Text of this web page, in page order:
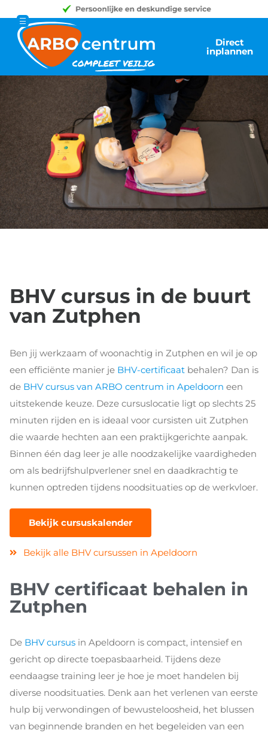
Direct
inplannen
BHV cursus in de buurt
van Zutphen
Ben jij werkzaam of woonachtig in Zutphen en wil je op
een efficiënte manier je BHV-certificaat behalen? Dan is
de BHV cursus van ARBO centrum in Apeldoorn een
uitstekende keuze. Deze cursuslocatie ligt op slechts 25
minuten rijden en is ideaal voor cursisten uit Zutphen
die waarde hechten aan een praktijkgerichte aanpak.
Binnen één dag leer je alle noodzakelijke vaardigheden
om als bedrijfshulpverlener snel en daadkrachtig te
kunnen optreden tijdens noodsituaties op de werkvloer.
Bekijk cursuskalender
Bekijk alle BHV cursussen in Apeldoorn
BHV certificaat behalen in
Zutphen
De BHV cursus in Apeldoorn is compact, intensief en
gericht op directe toepasbaarheid. Tijdens deze
eendaagse training leer je hoe je moet handelen bij
diverse noodsituaties. Denk aan het verlenen van eerste
hulp bij verwondingen of bewusteloosheid, het blussen
van beginnende branden en het begeleiden van een